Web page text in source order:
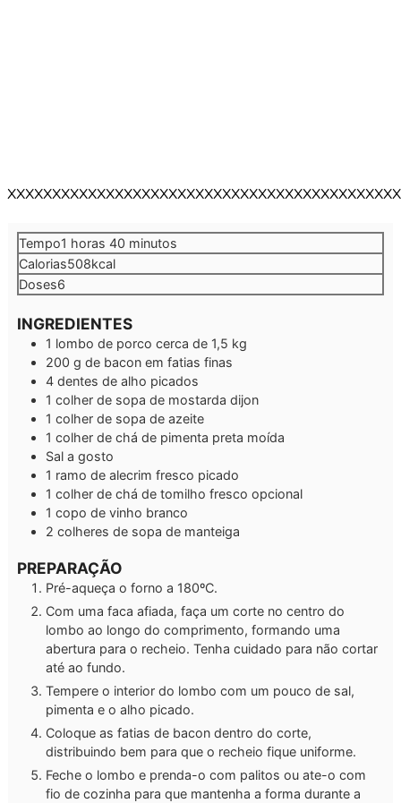
Tempo1 hora
horas 40 minutos
minutos
Calorias508kcal
Doses6
INGREDIENTES
1 lombo de porco cerca de 1,5 kg
200 g de bacon em fatias finas
4 dentes de alho picados
1 colher de sopa de mostarda dijon
1 colher de sopa de azeite
1 colher de chá de pimenta preta moída
Sal a gosto
1 ramo de alecrim fresco picado
1 colher de chá de tomilho fresco opcional
1 copo de vinho branco
2 colheres de sopa de manteiga
PREPARAÇÃO
Pré-aqueça o forno a 180ºC.
Com uma faca afiada, faça um corte no centro do
lombo ao longo do comprimento, formando uma
abertura para o recheio. Tenha cuidado para não cortar
até ao fundo.
Tempere o interior do lombo com um pouco de sal,
pimenta e o alho picado.
Coloque as fatias de bacon dentro do corte,
distribuindo bem para que o recheio fique uniforme.
Feche o lombo e prenda-o com palitos ou ate-o com
fio de cozinha para que mantenha a forma durante a